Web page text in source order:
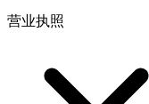
营业执照